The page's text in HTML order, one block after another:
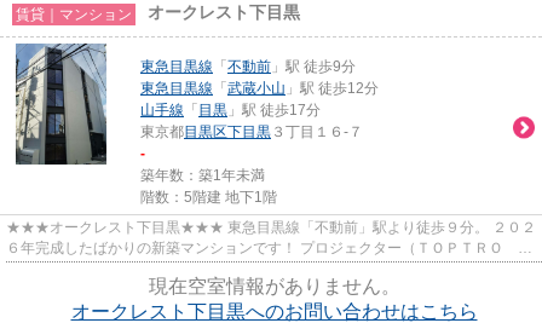
賃貸｜マンション オークレスト下目黒
東急目黒線 「 不動前 」駅 徒歩9分
東急目黒線 「 武蔵小山 」駅 徒歩12分
山手線 「 目黒 」駅 徒歩17分
東京都目黒区下目黒 ３丁目１６-７
-
築年数：築1年未満
階数：5階建 地下1階
★★★オークレスト下目黒★★★ 東急目黒線「不動前」駅より徒歩９分。 ２０２
６年完成したばかりの新築マンションです！ プロジェクター（ＴＯＰＴＲＯ Ｘ
現在空室情報がありません。
オークレスト下目黒へのお問い合わせはこちら